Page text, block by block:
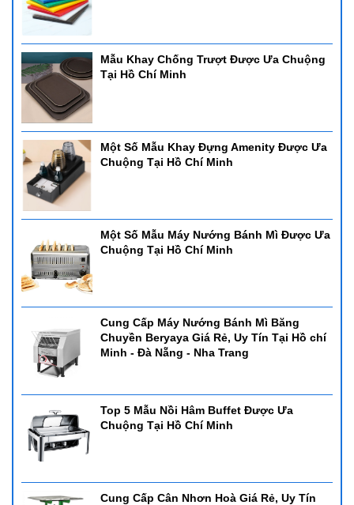
Mẫu Khay Chống Trượt Được Ưa Chuộng
Tại Hồ Chí Minh
Một Số Mẫu Khay Đựng Amenity Được Ưa
Chuộng Tại Hồ Chí Minh
Một Số Mẫu Máy Nướng Bánh Mì Được Ưa
Chuộng Tại Hồ Chí Minh
Cung Cấp Máy Nướng Bánh Mì Băng
Chuyền Beryaya Giá Rẻ, Uy Tín Tại Hồ chí
Minh - Đà Nẵng - Nha Trang
Top 5 Mẫu Nồi Hâm Buffet Được Ưa
Chuộng Tại Hồ Chí Minh
Cung Cấp Cân Nhơn Hoà Giá Rẻ, Uy Tín